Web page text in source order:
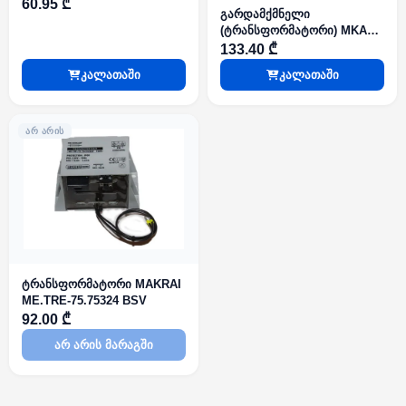
60.95 ₾
კალათაში
გარდამქმნელი
(ტრანსფორმატორი) MKAC-
76-242500V AC24V2.5A
133.40 ₾
კალათაში
ᲐᲠ ᲐᲠᲘᲡ
ტრანსფორმატორი MAKRAI
ME.TRE-75.75324 BSV
92.00 ₾
არ არის მარაგში